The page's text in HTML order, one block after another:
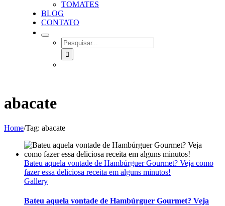
TOMATES
BLOG
CONTATO
SEARCH
FOR:
abacate
Home/Tag: abacate
Bateu aquela vontade de Hambúrguer Gourmet? Veja como
fazer essa deliciosa receita em alguns minutos!
Gallery
Bateu aquela vontade de Hambúrguer Gourmet? Veja